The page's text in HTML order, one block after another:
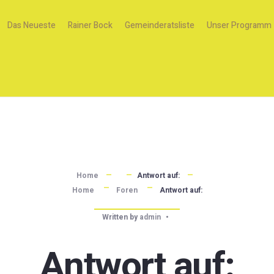
Das Neueste Rainer Bock Gemeinderatsliste Unser Programm
Home
Antwort auf:
Home
Foren Antwort auf:
Written by admin •